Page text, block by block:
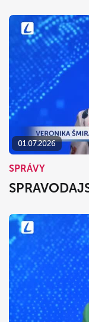
01.07.2026
SPRÁVY